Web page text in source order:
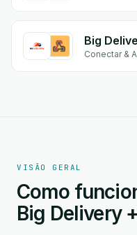
Big
Conectar &
VISÃO GERAL
Como
Big Delivery